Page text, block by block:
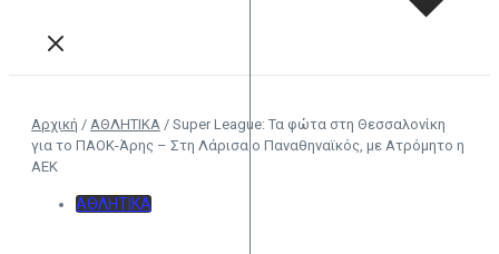
Αρχική / ΑΘΛΗΤΙΚΑ / Super League: Τα φώτα στη Θεσσαλονίκη
για το ΠΑΟΚ-Άρης – Στη Λάρισα ο Παναθηναϊκός, με Ατρόμητο η
ΑΕΚ
ΑΘΛΗΤΙΚΑ